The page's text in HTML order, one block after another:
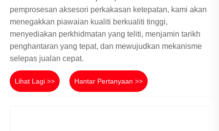
pemprosesan aksesori perkakasan ketepatan, kami akan
menegakkan piawaian kualiti berkualiti tinggi,
menyediakan perkhidmatan yang teliti, menjamin tarikh
penghantaran yang tepat, dan mewujudkan mekanisme
selepas jualan cepat.
Lihat Lagi >> Hantar Pertanyaan >>